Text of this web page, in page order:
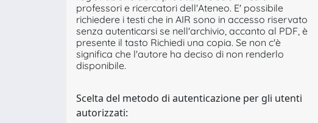
professori e ricercatori dell'Ateneo. E' possibile
richiedere i testi che in AIR sono in accesso riservato
senza autenticarsi se nell'archivio, accanto al PDF, è
presente il tasto Richiedi una copia. Se non c'è
significa che l'autore ha deciso di non renderlo
disponibile.
Scelta del metodo di autenticazione per gli utenti
autorizzati: